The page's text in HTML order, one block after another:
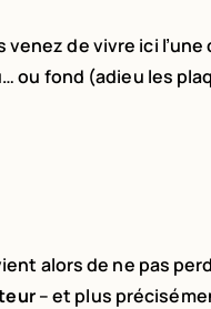
de vivre ici l’une
fond (adieu les
alors de ne pas
– et plus